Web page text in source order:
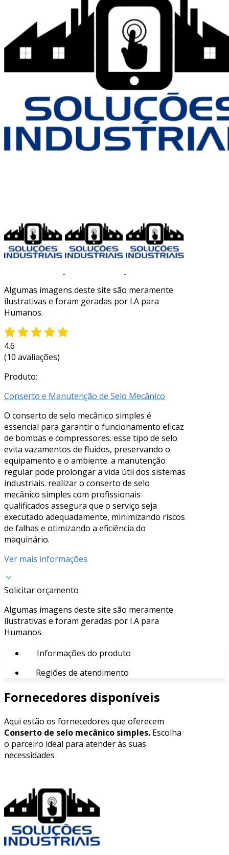
Algumas imagens deste site são meramente
ilustrativas e foram geradas por I.A para
Humanos.
4.6
(10 avaliações)
Produto:
Conserto e Manutenção de Selo Mecânico
O conserto de selo mecânico simples é
essencial para garantir o funcionamento eficaz
de bombas e compressores. esse tipo de selo
evita vazamentos de fluidos, preservando o
equipamento e o ambiente. a manutenção
regular pode prolongar a vida útil dos sistemas
industriais. realizar o conserto de selo
mecânico simples com profissionais
qualificados assegura que o serviço seja
executado adequadamente, minimizando riscos
de falhas e otimizando a eficiência do
maquinário.
Ver mais informações
Solicitar orçamento
Algumas imagens deste site são meramente
ilustrativas e foram geradas por I.A para
Humanos.
Informações do produto
Regiões de atendimento
Fornecedores disponíveis
Aqui estão os fornecedores que oferecem
Conserto de selo mecânico simples. Escolha
o parceiro ideal para atender às suas
necessidades